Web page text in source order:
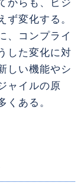
からも、ビジ
ず変化する。
、コンプライ
した変化に対
しい機能やシ
ャイルの原
くある。